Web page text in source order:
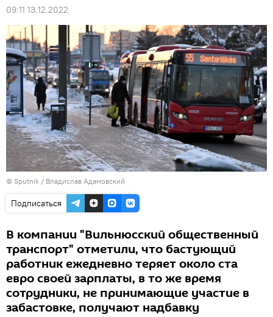
09:11 13.12.2022
© Sputnik / Владислав Адамовский
Подписаться
В компании "Вильнюсский общественный
транспорт" отметили, что бастующий
работник ежедневно теряет около ста
евро своей зарплаты, в то же время
сотрудники, не принимающие участие в
забастовке, получают надбавку